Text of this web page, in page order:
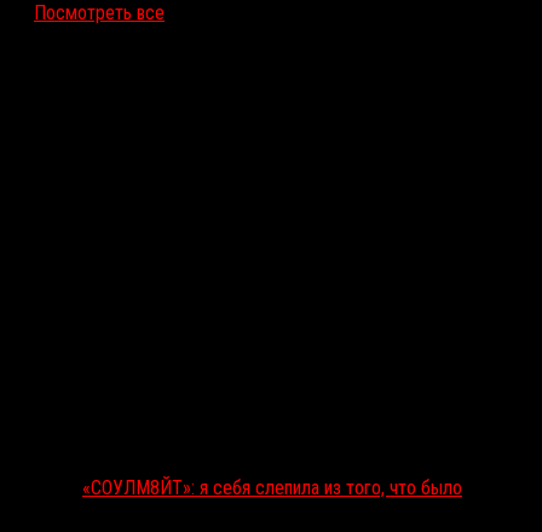
Посмотреть все
«СОУЛМ8ЙТ»: я себя слепила из того, что было